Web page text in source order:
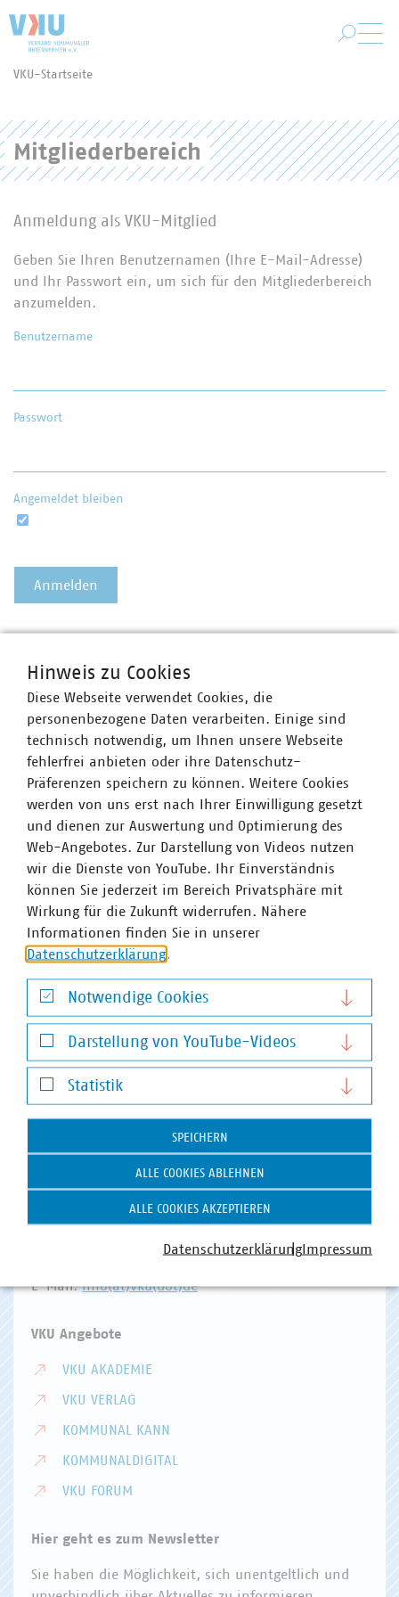
VKU-Startseite
Mitgliederbereich
Anmeldung als VKU-Mitglied
Geben Sie Ihren Benutzernamen (Ihre E-Mail-Adresse)
und Ihr Passwort ein, um sich für den Mitgliederbereich
anzumelden.
Benutzername
Passwort
Angemeldet bleiben
VKU-Bereiche
Zum
Hausanschrift und Kontakt
VKU-Hauptgeschäftsstelle
Invalidenstr. 91
10115 Berlin
E-Mail:info(at)vku(dot)de
VKU Angebote
VKU AKADEMIE
VKU VERLAG
KOMMUNAL KANN
KOMMUNALDIGITAL
VKU FORUM
Hier geht es zum Newsletter
Sie haben die Möglichkeit, sich unentgeltlich und
Hinweis zu Cookies
Diese Webseite verwendet Cookies, die
personenbezogene Daten verarbeiten. Einige sind
technisch notwendig, um Ihnen unsere Webseite
fehlerfrei anbieten oder ihre Datenschutz-
Präferenzen speichern zu können. Weitere Cookies
werden von uns erst nach Ihrer Einwilligung gesetzt
und dienen zur Auswertung und Optimierung des
Web-Angebotes. Zur Darstellung von Videos nutzen
wir die Dienste von YouTube. Ihr Einverständnis
können Sie jederzeit im Bereich Privatsphäre mit
Wirkung für die Zukunft widerrufen. Nähere
Informationen finden Sie in unserer
Datenschutzerklärung.
Notwendige Cookies
Notwendige Cookies
Darstellung von YouTube-Videos
Darstellung von YouTube-Videos
Statistik
Statistik
SPEICHERN
ALLE COOKIES ABLEHNEN
ALLE COOKIES AKZEPTIEREN
DatenschutzerklärungImpressum